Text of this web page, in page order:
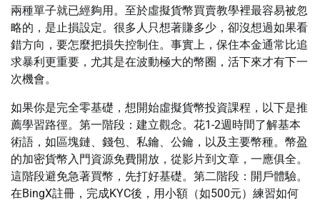
兩種單子就已經夠用。至於虛擬貨幣買賣教學裡最容易被忽
略的，是止損設定。很多人只想著賺多少，卻沒想過如果看
錯方向，要怎麼把損失控制住。事實上，保住本金通常比追
求暴利更重要，尤其是在波動極大的幣圈，活下來才有下一
次機會。
如果你是完全零基礎，想開始虛擬貨幣投資課程，以下是推
薦學習路徑。第一階段：建立觀念。花1-2週時間了解基本
術語，如區塊鏈、錢包、私鑰、公鑰，以及主要幣種。幣盈
的加密貨幣入門資源免費開放，從影片到文章，一應俱全。
這階段避免急著買幣，先打好基礎。第二階段：開戶體驗。
在BingX註冊，完成KYC後，用小額（如500元）練習如何